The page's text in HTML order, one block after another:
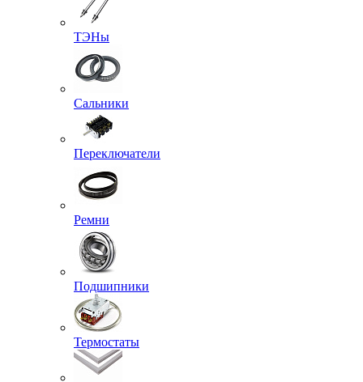
ТЭНы
Сальники
Переключатели
Ремни
Подшипники
Термостаты